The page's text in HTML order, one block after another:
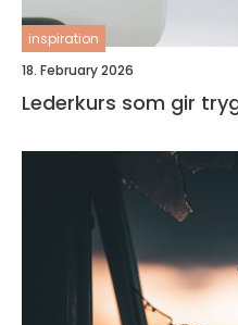
inspiration
18. February 2026
Lederkurs som gir